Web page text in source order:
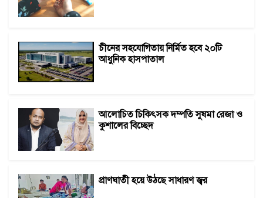
চীনের সহযোগিতায় নির্মিত হবে ২০টি
আধুনিক হাসপাতাল
আলোচিত চিকিৎসক দম্পতি সুষমা রেজা ও
কুশালের বিচ্ছেদ
প্রাণঘাতী হয়ে উঠছে সাধারণ জ্বর